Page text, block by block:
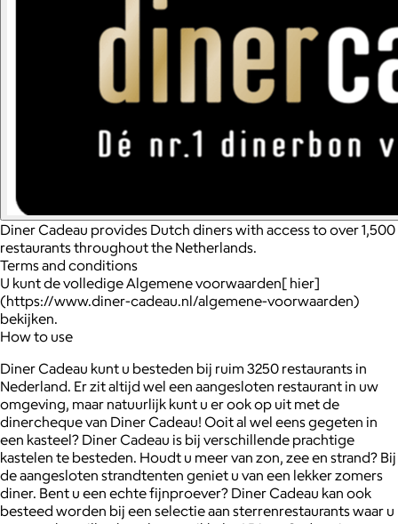
Diner Cadeau provides Dutch diners with access to over 1,500
restaurants throughout the Netherlands.
Terms and conditions
U kunt de volledige Algemene voorwaarden[ hier]
(https://www.diner-cadeau.nl/algemene-voorwaarden)
bekijken.
How to use
Diner Cadeau kunt u besteden bij ruim 3250 restaurants in
Nederland. Er zit altijd wel een aangesloten restaurant in uw
omgeving, maar natuurlijk kunt u er ook op uit met de
dinercheque van Diner Cadeau! Ooit al wel eens gegeten in
een kasteel? Diner Cadeau is bij verschillende prachtige
kastelen te besteden. Houdt u meer van zon, zee en strand? Bij
de aangesloten strandtenten geniet u van een lekker zomers
diner. Bent u een echte fijnproever? Diner Cadeau kan ook
besteed worden bij een selectie aan sterrenrestaurants waar u